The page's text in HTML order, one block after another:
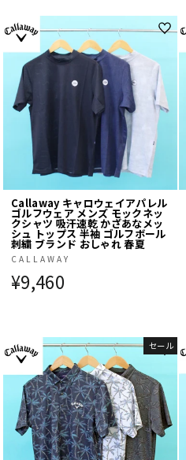
格
価
格
Callaway キャロウェイアパレル
ゴルフウェア メンズ モックネッ
クシャツ 吸汗速乾 かざあなメッ
シュ トップス 半袖 ゴルフボール
刺繍 ブランド おしゃれ 春夏
CALLAWAY
¥9,460
セール